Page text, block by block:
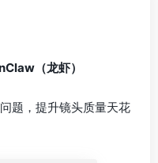
（龙虾）
题，提升镜头质量天花